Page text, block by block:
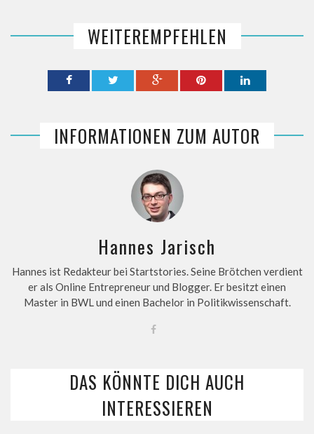
WEITEREMPFEHLEN
INFORMATIONEN ZUM AUTOR
Hannes Jarisch
Hannes ist Redakteur bei Startstories. Seine Brötchen verdient
er als Online Entrepreneur und Blogger. Er besitzt einen
Master in BWL und einen Bachelor in Politikwissenschaft.
DAS KÖNNTE DICH AUCH
INTERESSIEREN